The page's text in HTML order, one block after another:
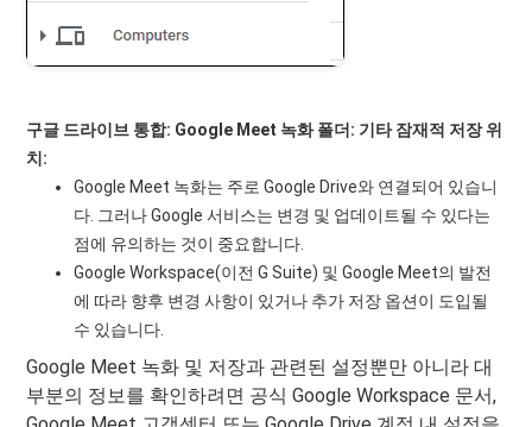
구글 드라이브 통합: Google Meet 녹화 폴더: 기타 잠재적 저장 위
치:
Google Meet 녹화는 주로 Google Drive와 연결되어 있습니
다. 그러나 Google 서비스는 변경 및 업데이트될 수 있다는
점에 유의하는 것이 중요합니다.
Google Workspace(이전 G Suite) 및 Google Meet의 발전
에 따라 향후 변경 사항이 있거나 추가 저장 옵션이 도입될
수 있습니다.
Google Meet 녹화 및 저장과 관련된 설정뿐만 아니라 대
부분의 정보를 확인하려면 공식 Google Workspace 문서,